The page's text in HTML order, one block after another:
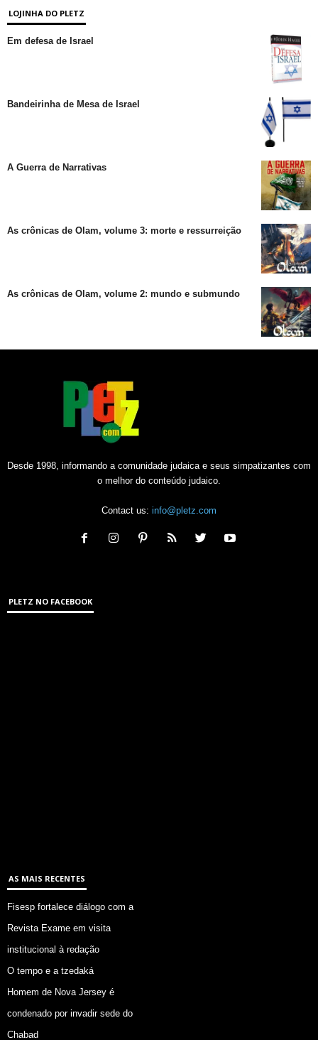
LOJINHA DO PLETZ
Em defesa de Israel
Bandeirinha de Mesa de Israel
A Guerra de Narrativas
As crônicas de Olam, volume 3: morte e ressurreição
As crônicas de Olam, volume 2: mundo e submundo
Desde 1998, informando a comunidade judaica e seus simpatizantes com
o melhor do conteúdo judaico.
Contact us: info@pletz.com
PLETZ NO FACEBOOK
AS MAIS RECENTES
Fisesp fortalece diálogo com a
Revista Exame em visita
institucional à redação
O tempo e a tzedaká
Homem de Nova Jersey é
condenado por invadir sede do
Chabad